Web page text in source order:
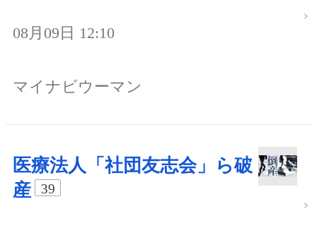
08月09日 12:10
マイナビウーマン
医療法人「社団友志会」ら破
産
39